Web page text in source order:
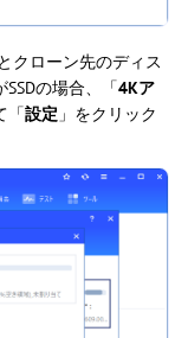
クローン先のディス
の場合、「4Kア
「設定 」をクリック